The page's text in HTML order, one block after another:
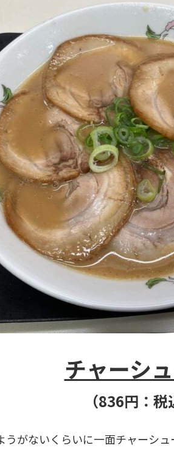
チャーシ
（836円：税
がないくらいに一面チャーシュ